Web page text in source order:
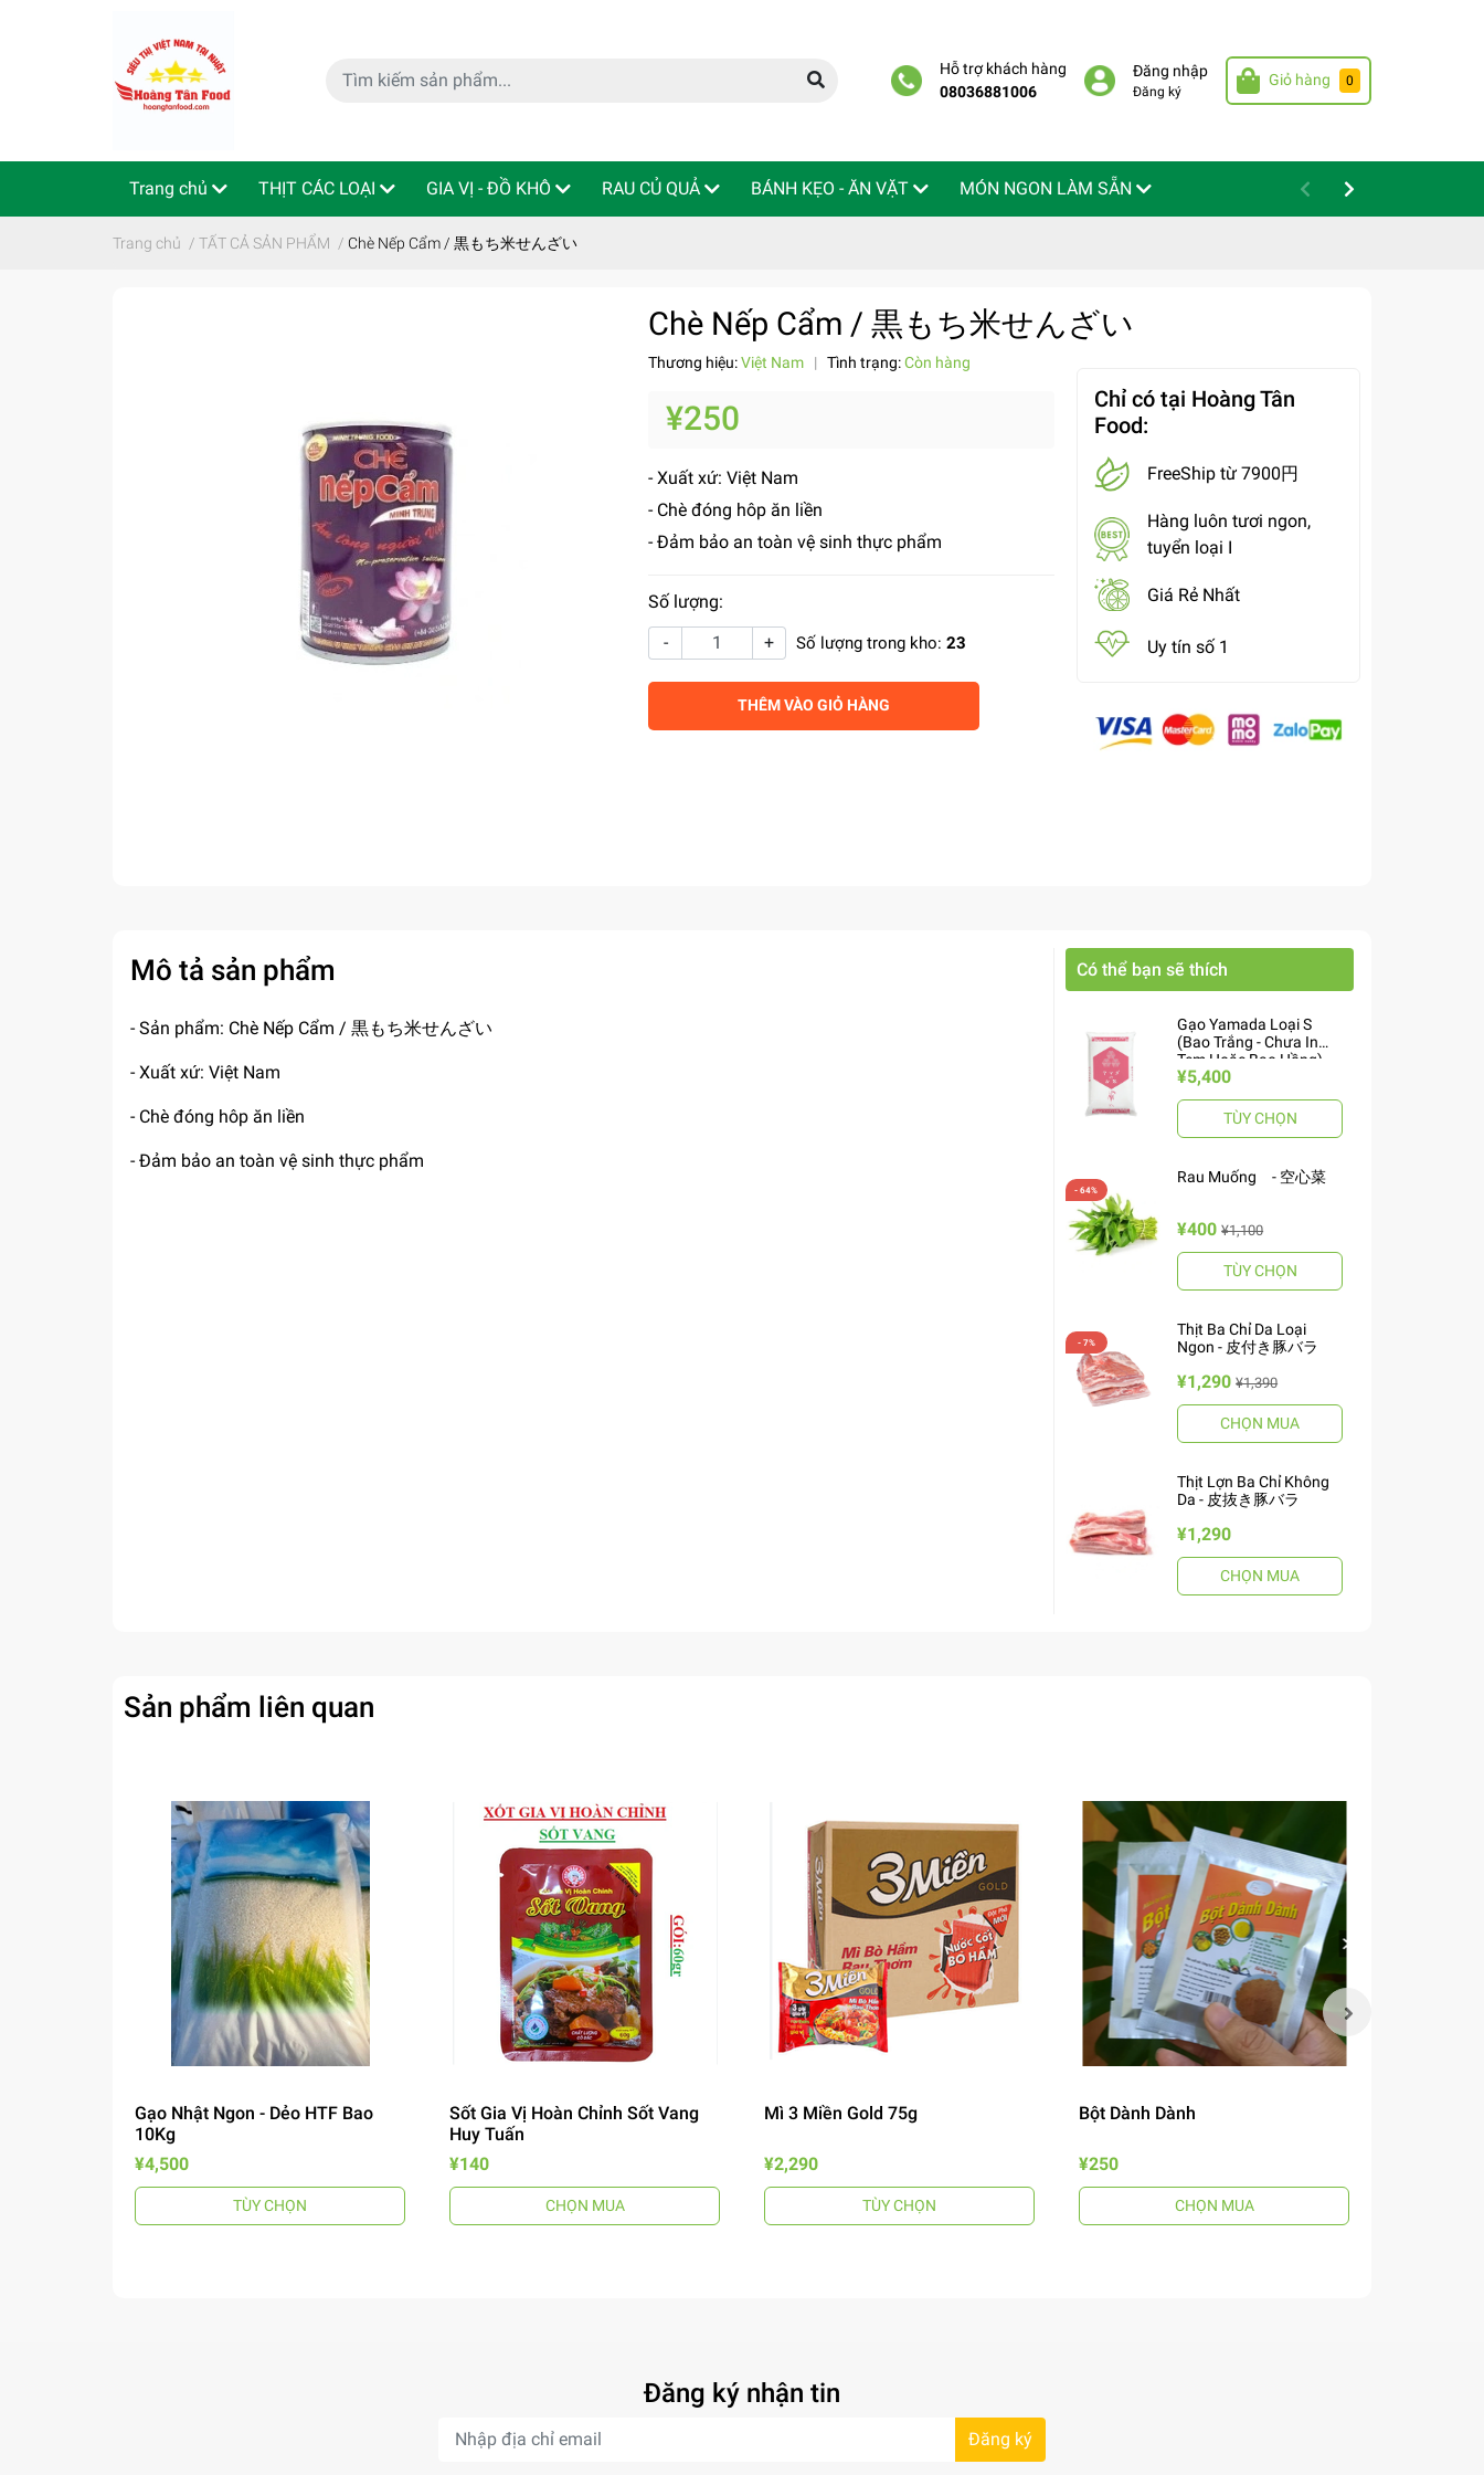
Hỗ trợ khách hàng
08036881006
Đăng nhập
Đăng ký
Giỏ hàng 0
Trang chủ THỊT CÁC LOẠI GIA VỊ - ĐỒ KHÔ RAU CỦ QUẢ BÁNH KẸO - ĂN VẶT MÓN NGON LÀM SẴN
特定商取引法 Indo - ThaiLan
Trang chủ / TẤT CẢ SẢN PHẨM / Chè Nếp Cẩm / 黒もち米せんざい
Chè Nếp Cẩm / 黒もち米せんざい
Thương hiệu:Việt Nam | Tình trạng:Còn hàng
¥250
- Xuất xứ: Việt Nam
- Chè đóng hôp ăn liền
- Đảm bảo an toàn vệ sinh thực phẩm
Số lượng:
-
+ Số lượng trong kho: 23
THÊM VÀO GIỎ HÀNG
Chỉ có tại Hoàng Tân
Food:
FreeShip từ 7900円
Hàng luôn tươi ngon,
tuyển loại I
Giá Rẻ Nhất
Uy tín số 1
Mô tả sản phẩm
- Sản phẩm: Chè Nếp Cẩm / 黒もち米せんざい
- Xuất xứ: Việt Nam
- Chè đóng hôp ăn liền
- Đảm bảo an toàn vệ sinh thực phẩm
Có thể bạn sẽ thích
Gạo Yamada Loại S
(Bao Trắng - Chưa In
Tem Hoặc Bao Hồng)
10kg ヤマダお米 S
¥5,400
TÙY CHỌN
Rau Muống - 空心菜
¥400 ¥1,100
TÙY CHỌN
Thịt Ba Chỉ Da Loại
Ngon - 皮付き豚バラ
¥1,290 ¥1,390
CHỌN MUA
Thịt Lợn Ba Chỉ Không
Da - 皮抜き豚バラ
¥1,290
CHỌN MUA
Sản phẩm liên quan
Gạo Nhật Ngon - Dẻo HTF Bao
10Kg
¥4,500
TÙY CHỌN
Sốt Gia Vị Hoàn Chỉnh Sốt Vang
Huy Tuấn
¥140
CHỌN MUA
Mì 3 Miền Gold 75g
¥2,290
TÙY CHỌN
Bột Dành Dành
¥250
CHỌN MUA
Đăng ký nhận tin
Đăng ký